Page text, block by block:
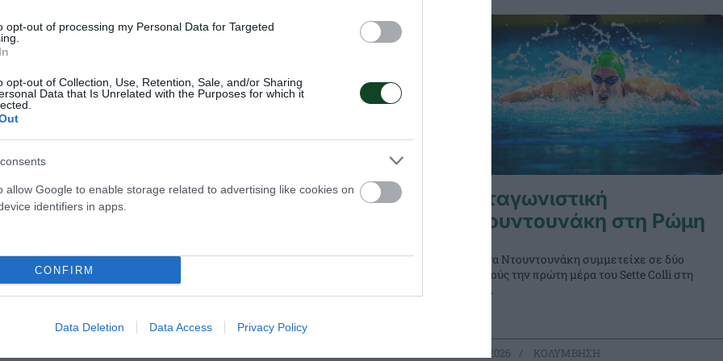
opt-out of processing my Personal Data for Targeted
opt-out of Collection, Use, Retention, Sale, and/or Sharing
Data that Is Unrelated with the Purposes for which it
allow Google to enable storage related to advertising like cookies on
identifiers in apps.
CONFIRM
Data Deletion Data Access Privacy Policy
για την
στο Sette
για την Άννα
κατέκτησε το χάλκινο
μέτρα πεταλούδα στο
Ακάθεκτη η
Η Άννα Ντουντουνάκη προκρίθηκε σε έναν
Ανταγωνιστική
Ντουντουνάκη στη Ρώμη
Η Άννα Ντουντουνάκη συμμετείχε σε δύο
τελικούς την πρώτη μέρα του Sette Colli στη
26.06.2026 ΚΟΛΥΜΒΗΣΗ